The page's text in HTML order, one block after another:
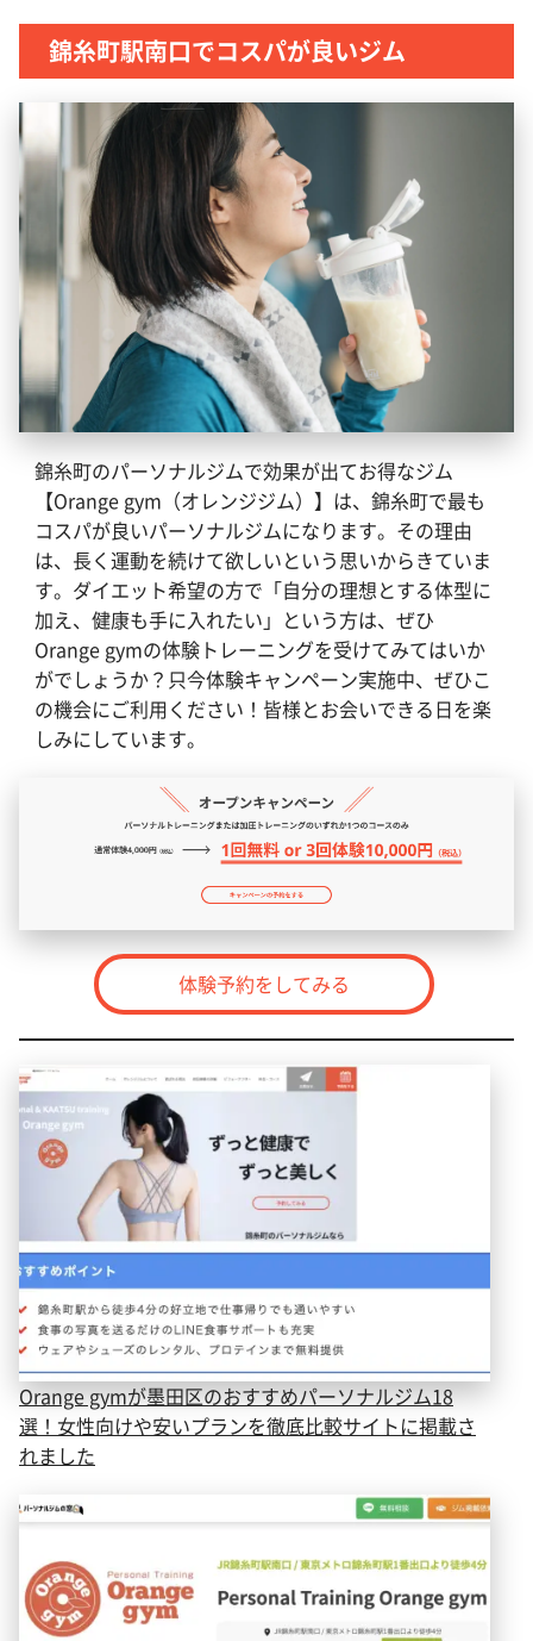
錦糸町駅南口でコスパが良いジム
錦糸町のパーソナルジムで効果が出てお得なジム
【Orange gym（オレンジジム）】は、錦糸町で最も
コスパが良いパーソナルジムになります。その理由
は、長く運動を続けて欲しいという思いからきていま
す。ダイエット希望の方で「自分の理想とする体型に
加え、健康も手に入れたい」という方は、ぜひ
Orange gymの体験トレーニングを受けてみてはいか
がでしょうか？只今体験キャンペーン実施中、ぜひこ
の機会にご利用ください！皆様とお会いできる日を楽
しみにしています。
体験予約をしてみる
Orange gymが墨田区のおすすめパーソナルジム18
選！女性向けや安いプランを徹底比較サイトに掲載さ
れました